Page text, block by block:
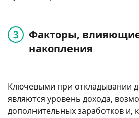
Факторы, влияющие
накопления
Ключевыми при откладывании
являются уровень дохода,
дополнительных заработков и,